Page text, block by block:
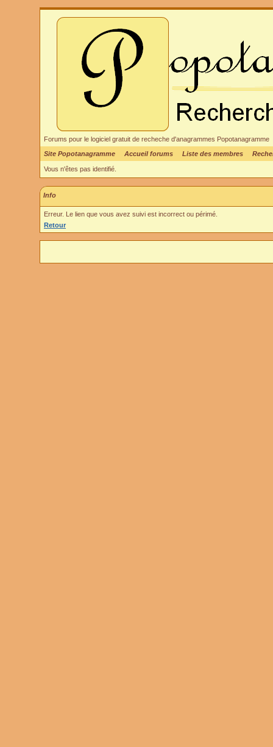
Forums pour le logiciel gratuit de recheche d'anagrammes Popotanagramme
Site Popotanagramme
Accueil forums Liste des membres
Vous n'êtes pas identifié.
Info
Erreur. Le lien que vous avez suivi est incorrect ou périmé.
Retour